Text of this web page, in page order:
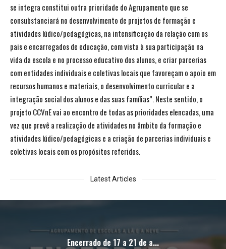
se integra constitui outra prioridade do Agrupamento que se
consubstanciará no desenvolvimento de projetos de formação e
atividades lúdico/pedagógicas, na intensificação da relação com os
pais e encarregados de educação, com vista à sua participação na
vida da escola e no processo educativo dos alunos, e criar parcerias
com entidades individuais e coletivas locais que favoreçam o apoio em
recursos humanos e materiais, o desenvolvimento curricular e a
integração social dos alunos e das suas famílias”. Neste sentido, o
projeto CCVnE vai ao encontro de todas as prioridades elencadas, uma
vez que prevê a realização de atividades no âmbito da formação e
atividades lúdico/pedagógicas e a criação de parcerias individuais e
coletivas locais com os propósitos referidos.
Latest Articles
Encerrado de 17 a 21 de a...